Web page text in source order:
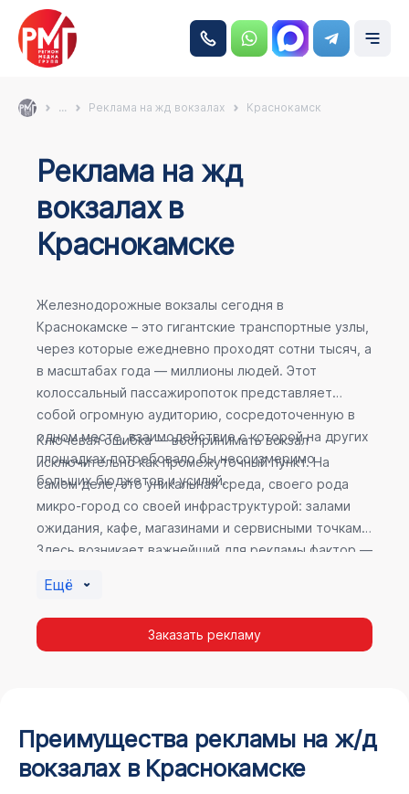
... Реклама на жд вокзалах Краснокамск
Реклама на жд
вокзалах в
Краснокамске
Железнодорожные вокзалы сегодня в
Краснокамске – это гигантские транспортные узлы,
через которые ежедневно проходят сотни тысяч, а
в масштабах года — миллионы людей. Этот
колоссальный пассажиропоток представляет
собой огромную аудиторию, сосредоточенную в
одном месте, взаимодействие с которой на других
площадках потребовало бы несоизмеримо
больших бюджетов и усилий.
Ключевая ошибка — воспринимать вокзал
исключительно как промежуточный пункт. На
самом деле, это уникальная среда, своего рода
микро-город со своей инфраструктурой: залами
ожидания, кафе, магазинами и сервисными точками.
Здесь возникает важнейший для рекламы фактор —
пассажир максимально открыт для информации, а
его внимание не так рассеяно, как при беглом
просмотре постов в соцсетях.
Ещё
Заказать рекламу
Преимущества рекламы на ж/д
вокзалах в Краснокамске